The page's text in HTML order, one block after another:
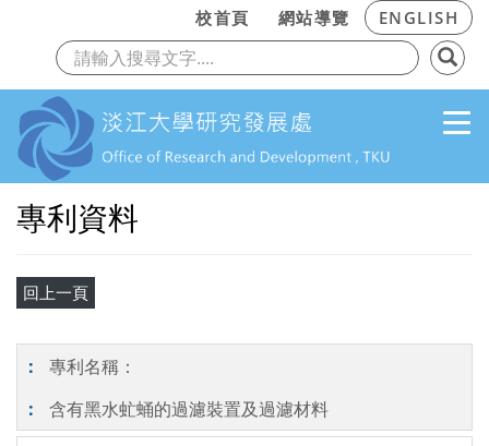
跳到主要內容
校首頁 網站導覽 ENGLISH
上一頁
專利資料
專利名稱：
含有黑水虻蛹的過濾裝置及過濾材料